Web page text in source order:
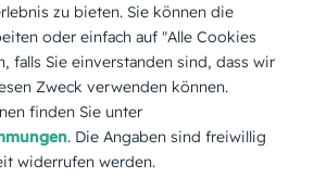
zu bieten. Sie können die
oder einfach auf "Alle Cookies
falls Sie einverstanden sind, dass wir
Zweck verwenden können.
finden Sie unter
. Die Angaben sind freiwillig
widerrufen werden.